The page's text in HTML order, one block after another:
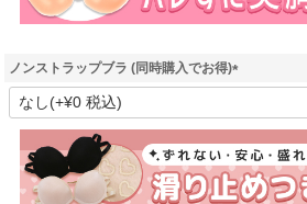
ノンストラップブラ (同時購入でお得)
(
須
)